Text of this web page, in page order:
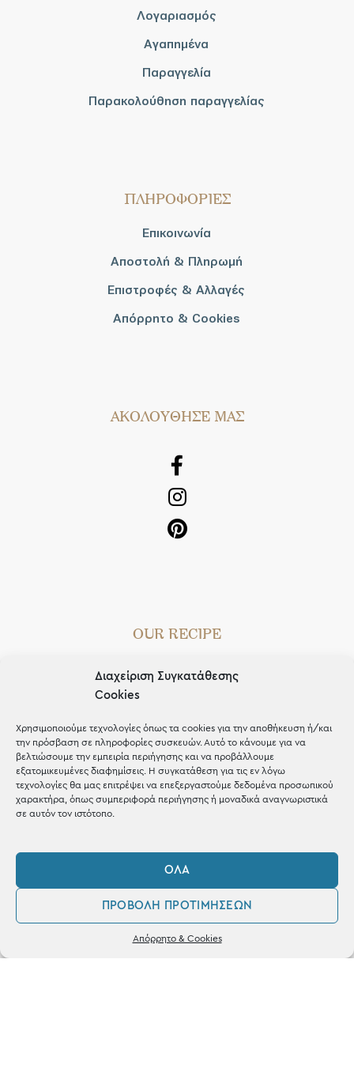
Διαχείριση Συγκατάθεσης
Cookies
Χρησιμοποιούμε τεχνολογίες όπως τα cookies για την αποθήκευση ή/και
την πρόσβαση σε πληροφορίες συσκευών. Αυτό το κάνουμε για να
βελτιώσουμε την εμπειρία περιήγησης και να προβάλλουμε
εξατομικευμένες διαφημίσεις. Η συγκατάθεση για τις εν λόγω
τεχνολογίες θα μας επιτρέψει να επεξεργαστούμε δεδομένα προσωπικού
χαρακτήρα, όπως συμπεριφορά περιήγησης ή μοναδικά αναγνωριστικά
σε αυτόν τον ιστότοπο.
ΌΛΑ
ΠΡΟΒΟΛΉ ΠΡΟΤΙΜΉΣΕΩΝ
Απόρρητο & Cookies
Λογαριασμός
Αγαπημένα
Παραγγελία
Παρακολούθηση παραγγελίας
ΠΛΗΡΟΦΟΡΙΕΣ
Επικοινωνία
Αποστολή & Πληρωμή
Επιστροφές & Αλλαγές
Απόρρητο & Cookies
AΚΟΛΟΥΘΗΣΕ ΜΑΣ
OUR RECIPE
Gifts
Blog
Shop the look
ΚΑΤΑΣΤΗΜΑ
Σταθά 17, 38221 Βόλος
2421 217300
Δευ / Τετ / Σαβ: 09:00 - 15:00
0